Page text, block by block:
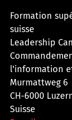
Formation
suisse
Leadership
l'information
Murmattweg 6
CH-6000
Suisse